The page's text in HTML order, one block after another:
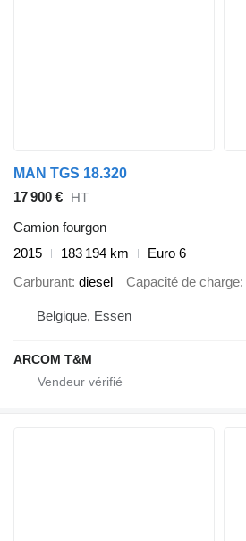
MAN TGS 18.320
17 900 € HT
Camion fourgon
2015
183 194 km
Euro 6
Carburant diesel Capacité de charge
Belgique, Essen
ARCOM T&M